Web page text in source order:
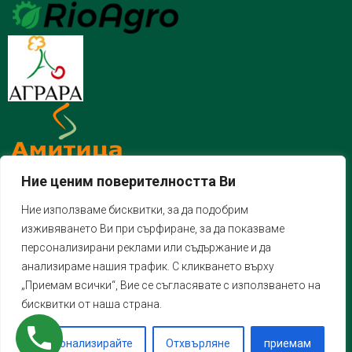
Ние ценим поверителността Ви
Ние използваме бисквитки, за да подобрим
изживяването Ви при сърфиране, за да показваме
персонализирани реклами или съдържание и да
анализираме нашия трафик. С кликването върху
„Приемам всички“, Вие се съгласявате с използването на
бисквитки от наша страна.
Персонализирайте Отхвърляне приемам